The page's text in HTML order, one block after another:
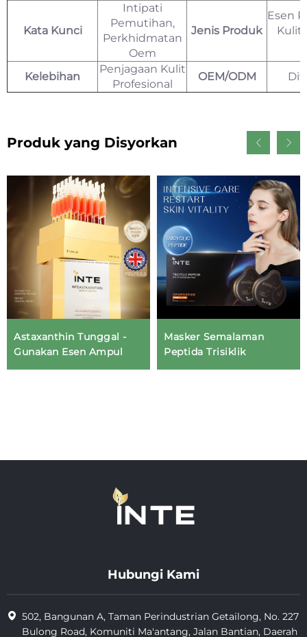
Kata Kunci
Intipati
Pemutihan,
Perkhidmatan
Oem
Jenis Produk
Esen
Kulit
Kelebihan
Penjagaan Kulit
Profesional
OEM/ODM
Produk yang Disyorkan
Astaxanthin Tunggal -
Gunakan Esen Ampul
Masker Semalaman
Peptida Trisiklik
Hubungi Kami
502, Bangunan A, Taman Perindustrian Getailong, No. 227
Bulong Road, Komuniti Ma'antang, Jalan Bantian, Daerah